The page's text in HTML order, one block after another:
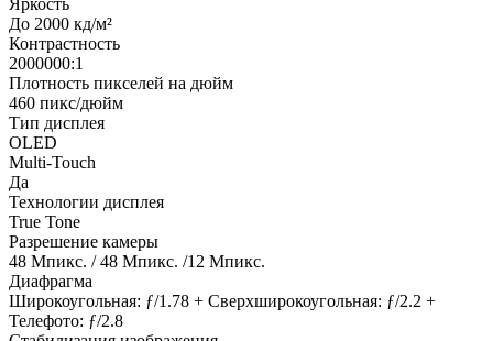
Яркость
До 2000 кд/м²
Контрастность
2000000:1
Плотность пикселей на дюйм
460 пикс/дюйм
Тип дисплея
OLED
Multi-Touch
Да
Технологии дисплея
True Tone
Разрешение камеры
48 Мпикс. / 48 Мпикс. /12 Мпикс.
Диафрагма
Широкоугольная: ƒ/1.78 + Сверхшироко­угольная: ƒ/2.2 +
Телефото: ƒ/2.8